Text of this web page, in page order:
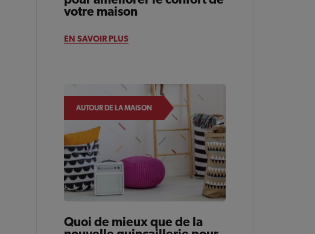
votre maison
EN SAVOIR PLUS
AUTOUR DE LA MAISON
Quoi de mieux que de la